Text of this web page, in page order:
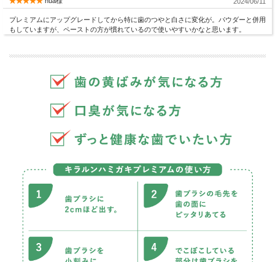
プレミアムにアップグレードしてから特に歯のつやと白さに変化が。パウダーと併用
もしていますが、ペーストの方が慣れているので使いやすいかなと思います。